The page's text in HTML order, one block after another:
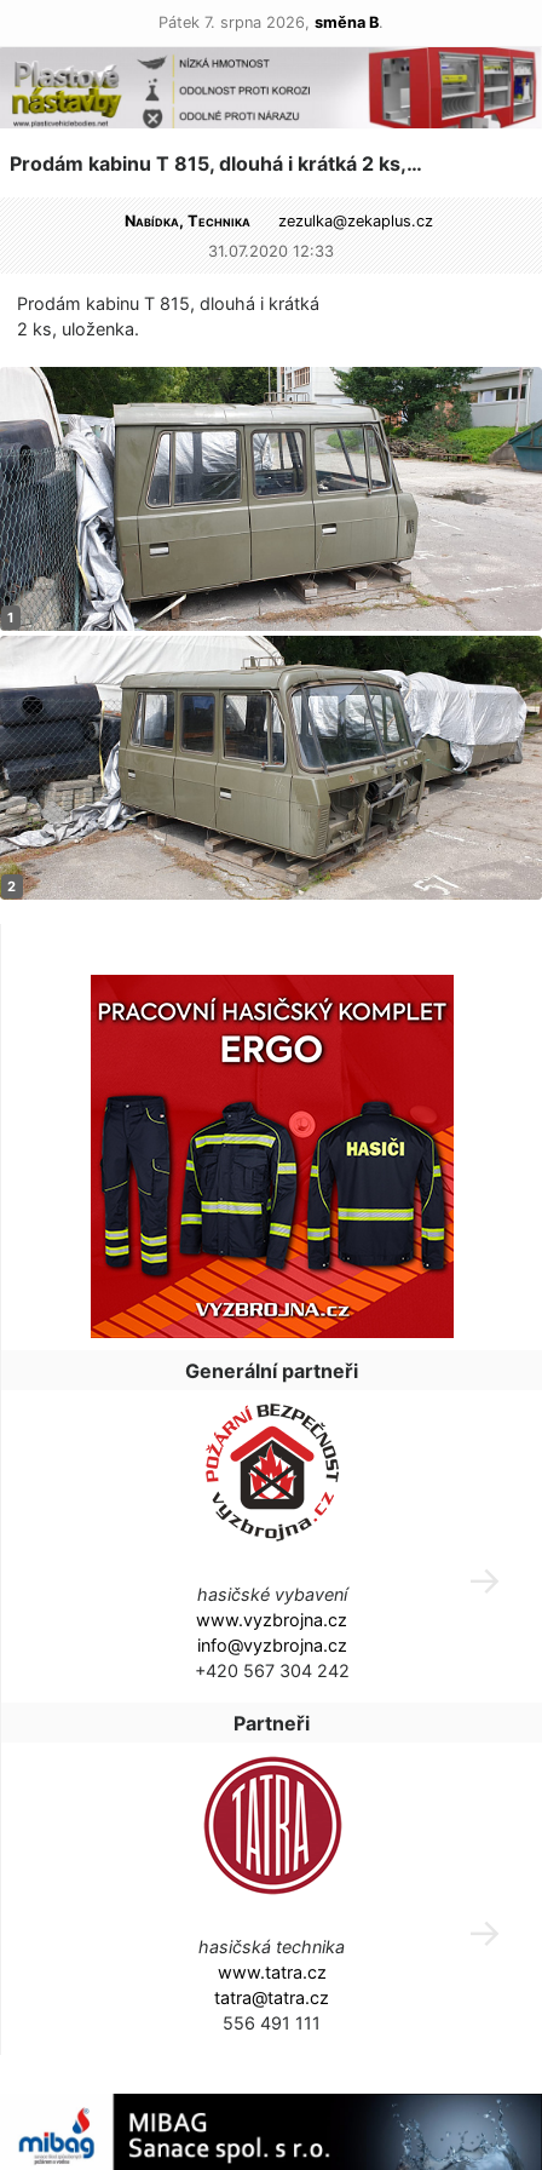
Pátek 7. srpna 2026, směna B.
Prodám kabinu T 815, dlouhá i krátká 2 ks,…
Nabídka, Technika zezulka@zekaplus.cz
31.07.2020 12:33
Prodám kabinu T 815, dlouhá i krátká
2 ks, uloženka.
Generální partneři
hasičské vybavení
www.vyzbrojna.cz
info@vyzbrojna.cz
+420 567 304 242
Partneři
hasičská technika
www.tatra.cz
tatra@tatra.cz
556 491 111